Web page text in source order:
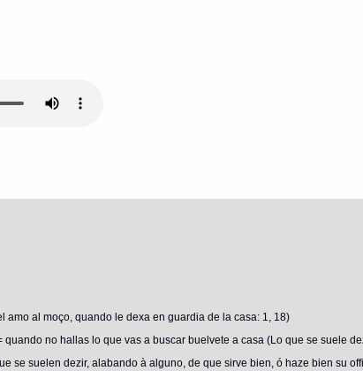
al moço, quando le dexa en guardia de la casa: 1, 18)
quando no hallas lo que vas a buscar buelvete a casa (Lo que se suele
se suelen dezir, alabando à alguno, de que sirve bien, ó haze bien su